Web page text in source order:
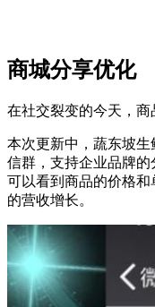
商城分享优化
在社交裂变的今天，商
本次更新中，蔬东坡
信群，支持企业品牌
可以看到商品的价格
的营收增长。